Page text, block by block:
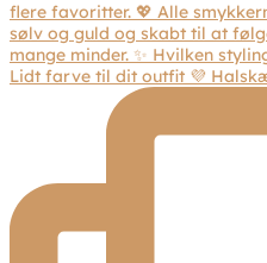
Lidt farve til dit outfit 💜